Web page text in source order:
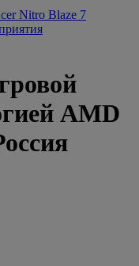
Nitro Blaze 7
AMD